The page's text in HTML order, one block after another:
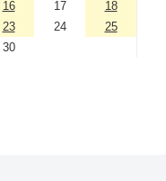
16 17
18
23 24
25
30